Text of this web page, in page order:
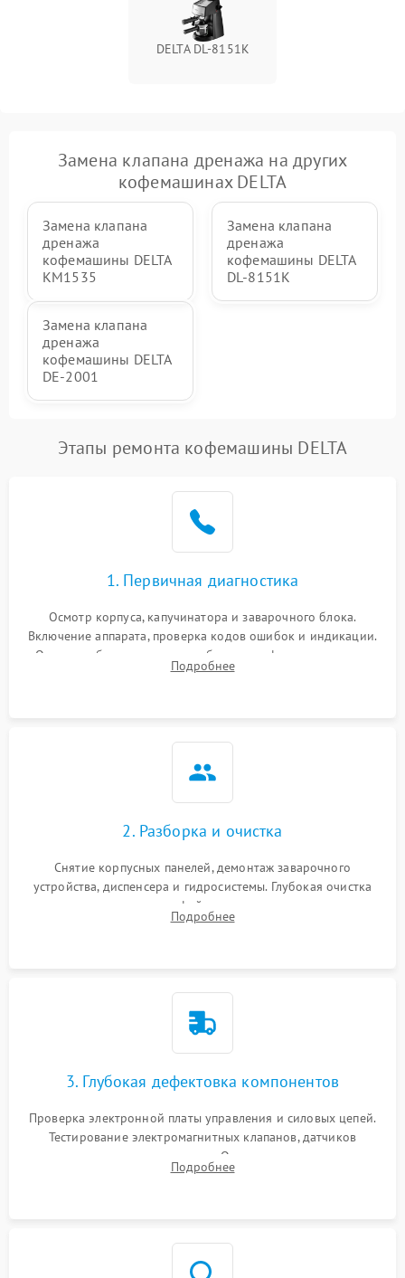
DELTA DL-8151K
Замена клапана дренажа на других
кофемашинах DELTA
Замена клапана
дренажа
кофемашины DELTA
KM1535
Замена клапана
дренажа
кофемашины DELTA
DL-8151K
Замена клапана
дренажа
кофемашины DELTA
DE-2001
Этапы ремонта кофемашины DELTA
1. Первичная диагностика
Осмотр корпуса, капучинатора и заварочного блока.
Включение аппарата, проверка кодов ошибок и индикации.
Оценка работы помпы, термоблока и кофемолки на слух.
Измерение температуры и давления воды для выявления
Подробнее
2. Разборка и очистка
Снятие корпусных панелей, демонтаж заварочного
устройства, диспенсера и гидросистемы. Глубокая очистка
внутренних узлов от кофейных масел, жмыха и накипи.
Промывка дренажных каналов и фильтров с использованием
Подробнее
3. Глубокая дефектовка компонентов
Проверка электронной платы управления и силовых цепей.
Тестирование электромагнитных клапанов, датчиков
температуры и расходомера. Оценка степени износа
жерновов кофемолки, уплотнительных колец гидросистемы
Подробнее